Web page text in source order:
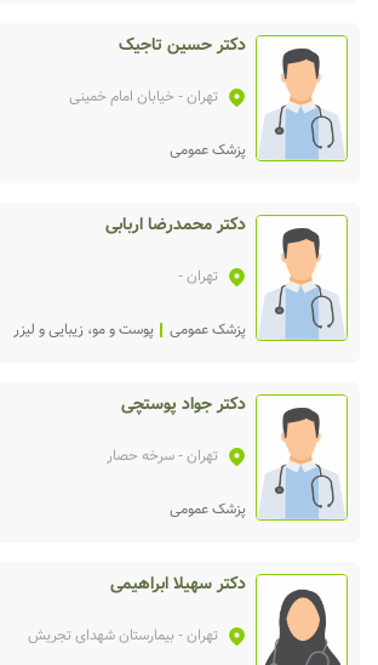
دکتر حسین تاجیک
تهران- خیابان امام خمینی
پزشک عمومی
دکتر محمدرضا اربابی
تهران-
پزشک عمومی پوست و مو، زیبایی و لیزر
دکتر جواد پوستچی
تهران- سرخه حصار
پزشک عمومی
دکتر سهیلا ابراهیمی
تهران- بیمارستان شهدای تجریش